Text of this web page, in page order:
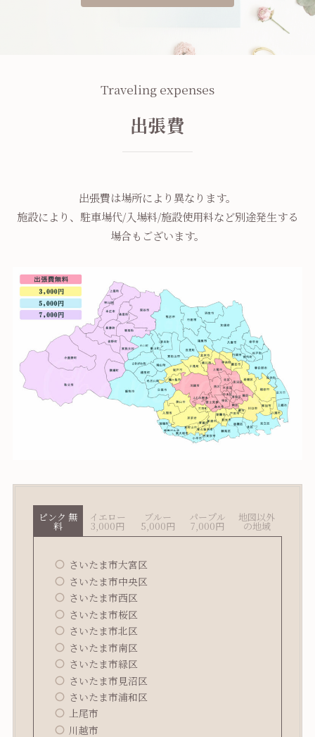
Traveling expenses
出張費
出張費は場所により異なります。
施設により、駐車場代/入場料/施設使用料など別途発生する
場合もございます。
ピンク 無
料
イエロー
3,000円
ブルー
5,000円
パープル
7,000円
地図以外
の地域
さいたま市大宮区
さいたま市中央区
さいたま市西区
さいたま市桜区
さいたま市北区
さいたま市南区
さいたま市緑区
さいたま市見沼区
さいたま市浦和区
上尾市
川越市